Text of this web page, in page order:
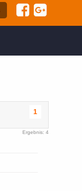
1
Ergebnis: 4